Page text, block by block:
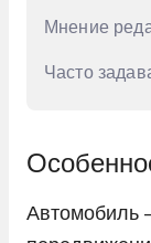
Jaecoo
Jetour
Мнение
Часто
Автомобиль